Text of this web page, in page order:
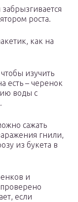
роста.
как на
изучить
есть – черенок
воды с
сажать
гнили,
из букета в
и
если